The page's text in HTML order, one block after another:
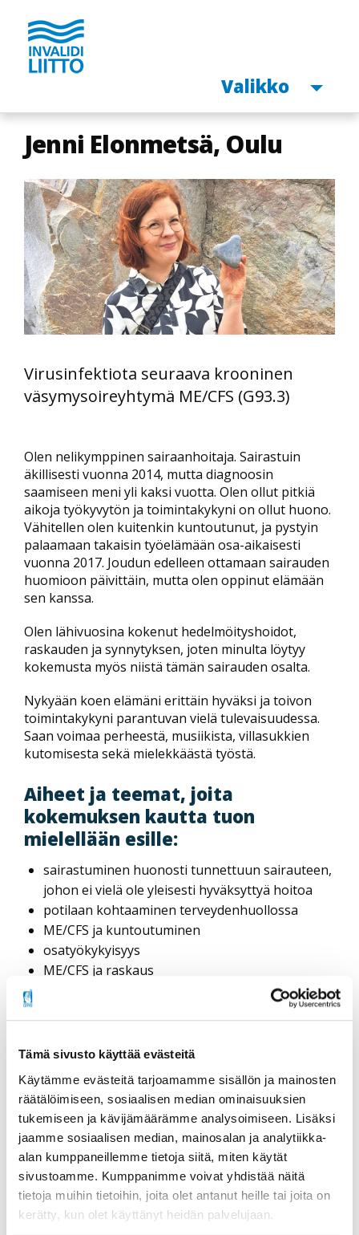
Tämä sivusto käyttää evästeitä
Käytämme evästeitä tarjoamamme sisällön ja mainosten
räätälöimiseen, sosiaalisen median ominaisuuksien
tukemiseen ja kävijämäärämme analysoimiseen. Lisäksi
jaamme sosiaalisen median, mainosalan ja analytiikka-
alan kumppaneillemme tietoja siitä, miten käytät
sivustoamme. Kumppanimme voivat yhdistää näitä
tietoja muihin tietoihin, joita olet antanut heille tai joita on
kerätty, kun olet käyttänyt heidän palvelujaan.
Hyppää
pääsisältöön
Avaa
Valikko
Jenni Elonmetsä, Oulu
Virusinfektiota seuraava krooninen
väsymysoireyhtymä ME/CFS (G93.3)
Olen nelikymppinen sairaanhoitaja. Sairastuin
äkillisesti vuonna 2014, mutta diagnoosin
saamiseen meni yli kaksi vuotta. Olen ollut pitkiä
aikoja työkyvytön ja toimintakykyni on ollut huono.
Vähitellen olen kuitenkin kuntoutunut, ja pystyin
palaamaan takaisin työelämään osa-aikaisesti
vuonna 2017. Joudun edelleen ottamaan sairauden
huomioon päivittäin, mutta olen oppinut elämään
sen kanssa.
Olen lähivuosina kokenut hedelmöityshoidot,
raskauden ja synnytyksen, joten minulta löytyy
kokemusta myös niistä tämän sairauden osalta.
Nykyään koen elämäni erittäin hyväksi ja toivon
toimintakykyni parantuvan vielä tulevaisuudessa.
Saan voimaa perheestä, musiikista, villasukkien
kutomisesta sekä mielekkäästä työstä.
Aiheet ja teemat, joita
kokemuksen kautta tuon
mielellään esille:
sairastuminen huonosti tunnettuun sairauteen,
johon ei vielä ole yleisesti hyväksyttyä hoitoa
potilaan kohtaaminen terveydenhuollossa
ME/CFS ja kuntoutuminen
osatyökykyisyys
ME/CFS ja raskaus
Jaa sosiaalisessa mediassa